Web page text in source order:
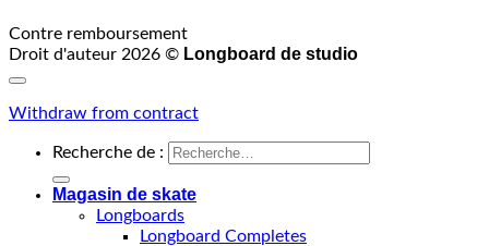
Contre remboursement
Droit d'auteur 2026 © Longboard de studio
Withdraw from contract
Recherche de :
Magasin de skate
Longboards
Longboard Completes